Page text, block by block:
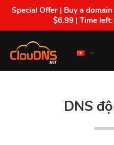
Special Offer | Buy a
$6.99 | Time left:
DNS